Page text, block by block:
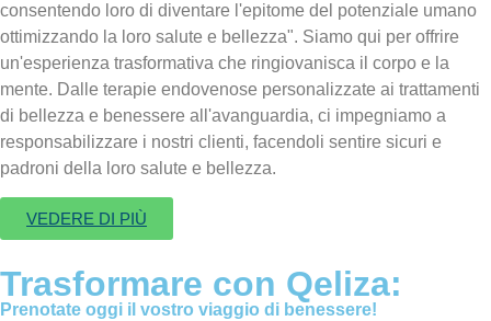
consentendo loro di diventare l'epitome del potenziale umano
ottimizzando la loro salute e bellezza". Siamo qui per offrire
un'esperienza trasformativa che ringiovanisca il corpo e la
mente. Dalle terapie endovenose personalizzate ai trattamenti
di bellezza e benessere all'avanguardia, ci impegniamo a
responsabilizzare i nostri clienti, facendoli sentire sicuri e
padroni della loro salute e bellezza.
VEDERE DI PIÙ
Trasformare con Qeliza:
Prenotate oggi il vostro viaggio di benessere!